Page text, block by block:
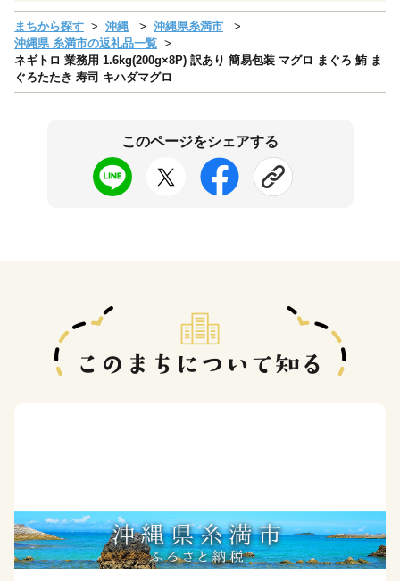
まちから探す 沖縄
沖縄県糸満市
沖縄県 糸満市の返礼品一覧
ネギトロ 業務用 1.6kg(200g×8P) 訳あり 簡易包装 マグロ まぐろ 鮪 ま
ぐろたたき 寿司 キハダマグロ
このページをシェアする